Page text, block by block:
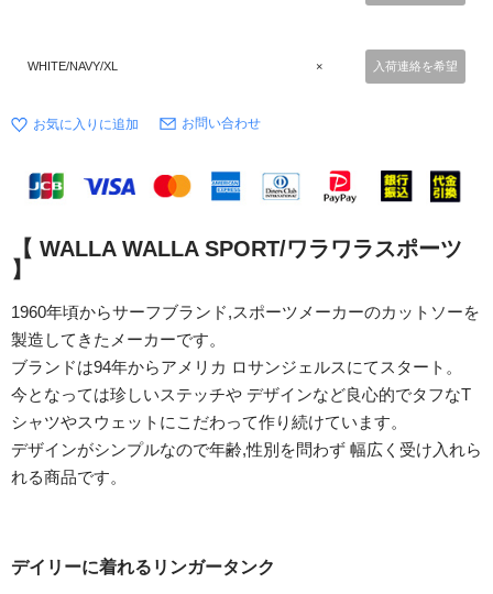
WHITE/NAVY/XL × 入荷連絡を希望
お問い合わせ
【 WALLA WALLA SPORT/ワラワラスポーツ
】
1960年頃からサーフブランド,スポーツメーカーのカットソーを
製造してきたメーカーです。
ブランドは94年からアメリカ ロサンジェルスにてスタート。
今となっては珍しいステッチや デザインなど良心的でタフなT
シャツやスウェットにこだわって作り続けています。
デザインがシンプルなので年齢,性別を問わず 幅広く受け入れら
れる商品です。
デイリーに着れるリンガータンク